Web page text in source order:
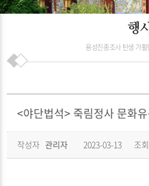
행
용성진종조사 탄생 가
<야단법석> 죽림정사 문화
작성자 관리자 2023-03-13 조회